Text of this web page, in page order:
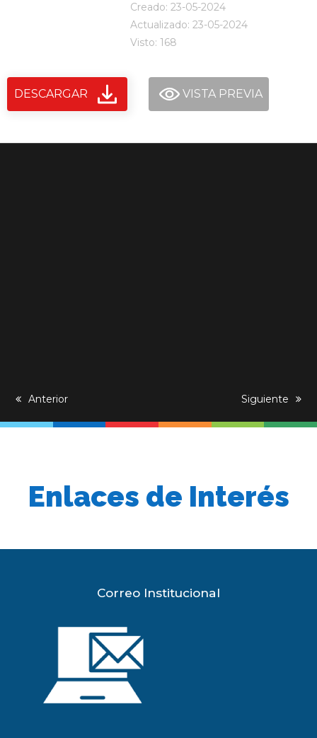
Creado: 23-05-2024
Actualizado: 23-05-2024
Visto: 168
DESCARGAR VISTA PREVIA
previous
Anterior
next
Siguiente
Enlaces de Interés
Correo Institucional